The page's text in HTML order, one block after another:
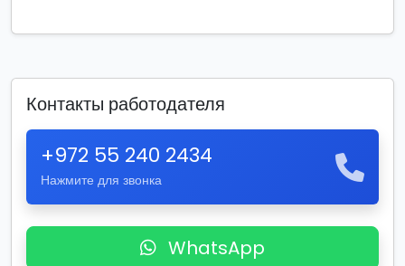
Контакты работодателя
+972 55 240 2434
Нажмите для звонка
WhatsApp